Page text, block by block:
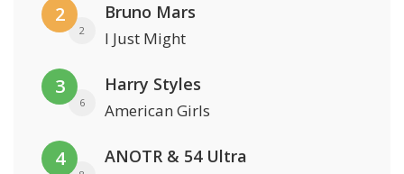
2
2
Bruno Mars
I Just Might
3
6
Harry Styles
American Girls
4 ANOTR & 54 Ultra